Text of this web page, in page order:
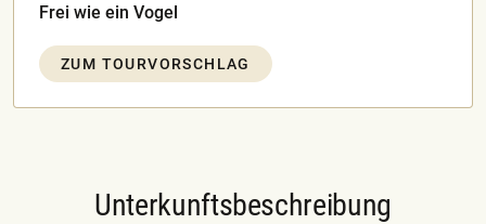
Frei wie ein Vogel
ZUM TOURVORSCHLAG
Unterkunftsbeschreibung